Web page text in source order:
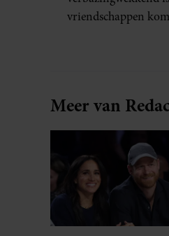
vriendschappen
Meer van